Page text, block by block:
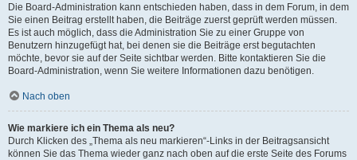
Die Board-Administration kann entschieden haben, dass in dem Forum, in dem
Sie einen Beitrag erstellt haben, die Beiträge zuerst geprüft werden müssen.
Es ist auch möglich, dass die Administration Sie zu einer Gruppe von
Benutzern hinzugefügt hat, bei denen sie die Beiträge erst begutachten
möchte, bevor sie auf der Seite sichtbar werden. Bitte kontaktieren Sie die
Board-Administration, wenn Sie weitere Informationen dazu benötigen.
Nach oben
Wie markiere ich ein Thema als neu?
Durch Klicken des „Thema als neu markieren“-Links in der Beitragsansicht
können Sie das Thema wieder ganz nach oben auf die erste Seite des Forums